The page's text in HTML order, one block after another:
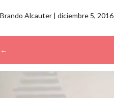
Brando Alcauter | diciembre 5, 2016
←